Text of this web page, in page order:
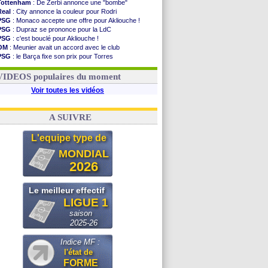
: De Zerbi annonce une "bombe"
: City annonce la couleur pour Rodri
: Monaco accepte une offre pour Akliouche !
: Dupraz se prononce pour la LdC
: c'est bouclé pour Akliouche !
: Meunier avait un accord avec le club
: le Barça fixe son prix pour Torres
: Infantino sollicite Trump
populaires du moment
Voir toutes les vidéos
A SUIVRE
L'equipe type de
MONDIAL
2026
Le meilleur effectif
LIGUE 1
saison
2025-26
Indice MF :
l'état de
FORME